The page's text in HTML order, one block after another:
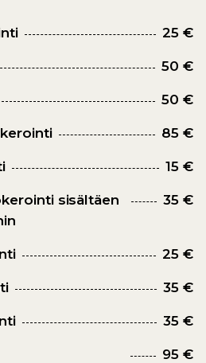
25 €
50 €
50 €
85 €
15 €
sisältäen
35 €
25 €
35 €
35 €
95 €